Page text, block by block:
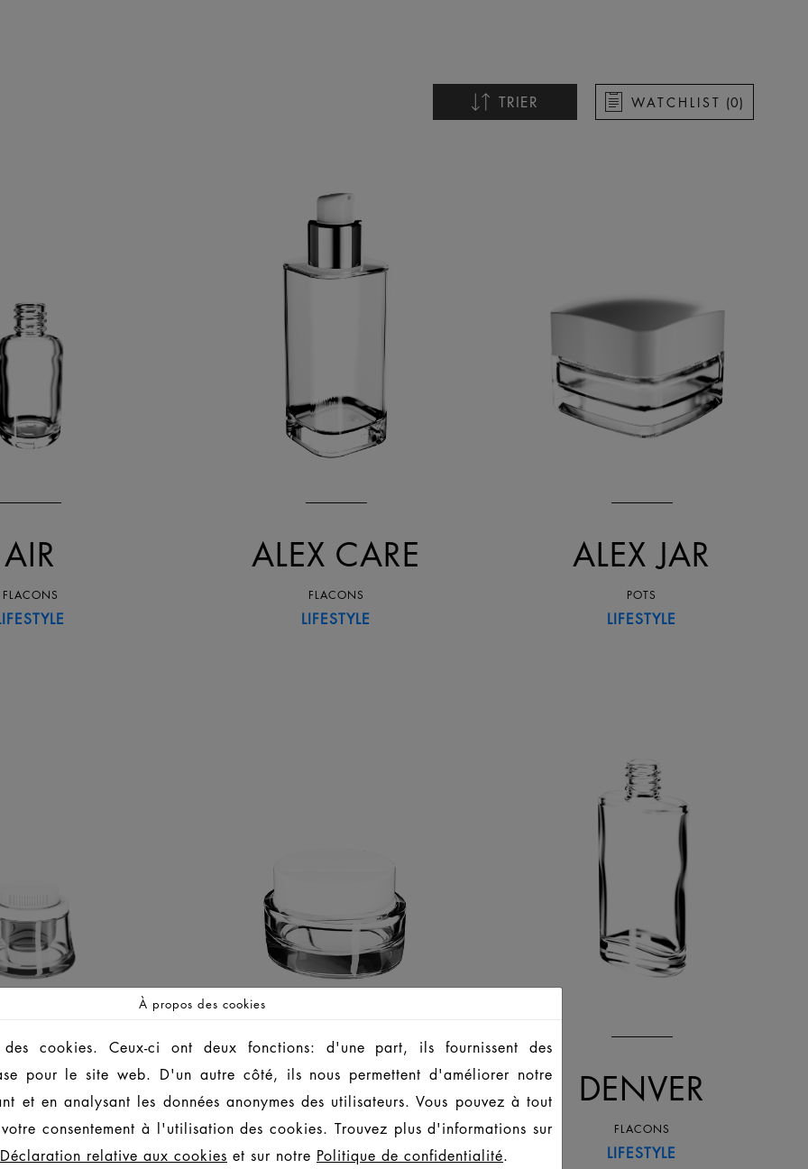
TRIER WATCHLIST (0)
AIR
FLACONS
ALEX CARE
FLACONS
LIFESTYLE
ALEX JAR
POTS
LIFESTYLE
-
POTS
AMANDE JAR
POTS
LIFESTYLE
DENVER
FLACONS
LIFESTYLE
À propos des cookies
cookies. Ceux-ci ont deux fonctions: d'une part, ils fournissent des
pour le site web. D'un autre côté, ils nous permettent d'améliorer notre
et en analysant les données anonymes des utilisateurs. Vous pouvez à tout
consentement à l'utilisation des cookies. Trouvez plus d'informations sur
Déclaration relative aux cookies et sur notre Politique de confidentialité.